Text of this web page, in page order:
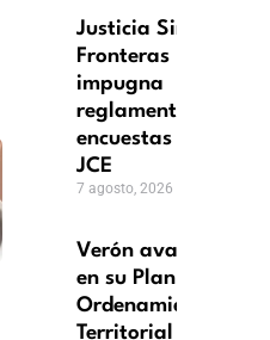
Justicia Sin
Fronteras
impugna
reglamento
encuestas
JCE
7 agosto, 2026
Verón avanza
en su Plan de
Ordenamiento
Territorial